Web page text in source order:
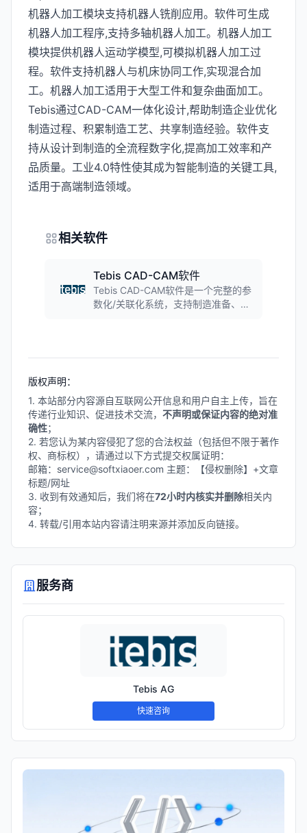
机器人加工模块支持机器人铣削应用。软件可生成
机器人加工程序,支持多轴机器人加工。机器人加工
模块提供机器人运动学模型,可模拟机器人加工过
程。软件支持机器人与机床协同工作,实现混合加
工。机器人加工适用于大型工件和复杂曲面加工。
Tebis通过CAD-CAM一体化设计,帮助制造企业优化
制造过程、积累制造工艺、共享制造经验。软件支
持从设计到制造的全流程数字化,提高加工效率和产
品质量。工业4.0特性使其成为智能制造的关键工具,
适用于高端制造领域。
相关软件
Tebis CAD-CAM软件
Tebis CAD-CAM软件是一个完整的参
数化/关联化系统，支持制造准备、设
孔、铣削、车削等。
版权声明：
1. 本站部分内容源自互联网公开信息和用户自主上传，旨在
传递行业知识、促进技术交流， 不声明或保证内容的绝对准
确性；
2. 若您认为某内容侵犯了您的合法权益（包括但不限于著作
权、商标权），请通过以下方式提交权属证明：
邮箱：service@softxiaoer.com 主题：【侵权删除】+文章
标题/网址
3. 收到有效通知后，我们将在72小时内核实并删除相关内
容；
4. 转载/引用本站内容请注明来源并添加反向链接。
服务商
Tebis AG
快速咨询